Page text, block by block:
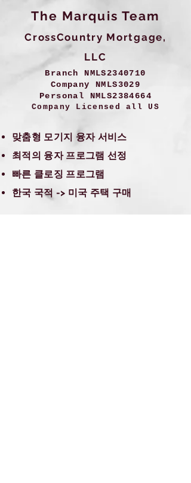
The Marquis Team
CrossCountry Mortgage,
LLC
Branch NMLS2340710
Company NMLS3029
Personal NMLS2384664
Company Licensed all US
맞춤형 모기지 융자 서비스
최적의 융자 프로그램 선정
빠른 클로징 프로그램
한국 국적 -> 미국 주택 구매